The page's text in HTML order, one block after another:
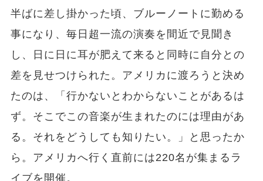
半ばに差し掛かった頃、ブルーノートに勤める
事になり、毎日超一流の演奏を間近で見聞き
し、日に日に耳が肥えて来ると同時に自分との
差を見せつけられた。アメリカに渡ろうと決め
たのは、「行かないとわからないことがあるは
ず。そこでこの音楽が生まれたのには理由があ
る。それをどうしても知りたい。」と思ったか
ら。アメリカへ行く直前には220名が集まるラ
イブを開催。